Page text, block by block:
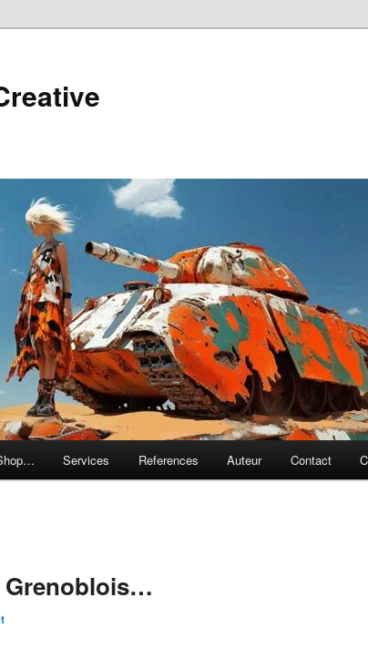
Services References Auteur Contact
Grenoblois…